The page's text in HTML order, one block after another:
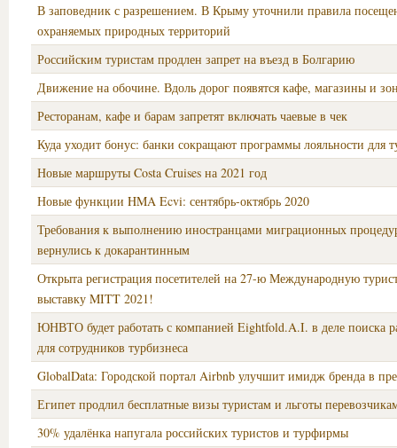
В заповедник с разрешением. В Крыму уточнили правила
охраняемых природных территорий
Российским туристам продлен запрет на въезд в Болгарию
Движение на обочине. Вдоль дорог появятся кафе, магазины и
Ресторанам, кафе и барам запретят включать чаевые в чек
Куда уходит бонус: банки сокращают программы лояльности для
Новые маршруты Costa Cruises на 2021 год
Новые функции HMA Ecvi: сентябрь-октябрь 2020
Требования к выполнению иностранцами миграционных
вернулись к докарантинным
Открыта регистрация посетителей на 27-ю Международную
выставку MITT 2021!
ЮНВТО будет работать с компанией Eightfold.A.I. в деле поиска
для сотрудников турбизнеса
GlobalData: Городской портал Airbnb улучшит имидж бренда в
Египет продлил бесплатные визы туристам и льготы
30% удалёнка напугала российских туристов и турфирмы